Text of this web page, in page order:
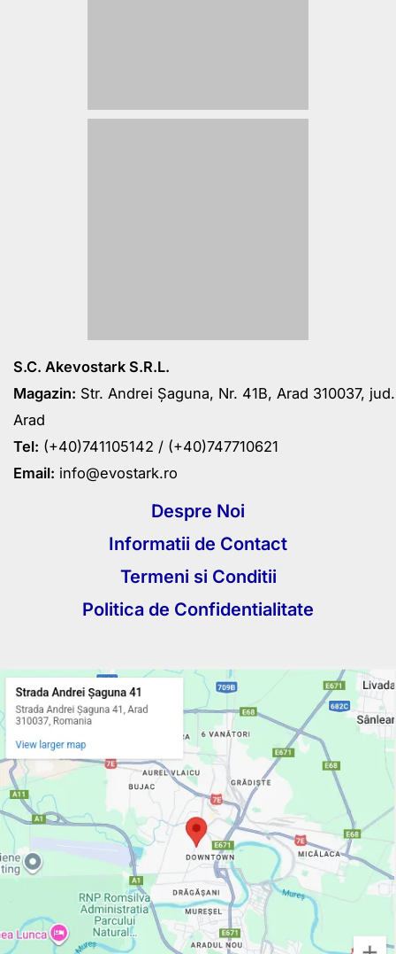
S.C. Akevostark S.R.L.
Magazin: Str. Andrei Șaguna, Nr. 41B, Arad 310037, jud.
Arad
Tel: (+40)741105142 / (+40)747710621
Email: info@evostark.ro
Despre Noi
Informatii de Contact
Termeni si Conditii
Politica de Confidentialitate